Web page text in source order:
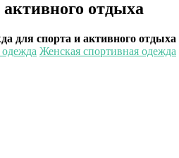
отдыха
для спорта и активного отдыха
Женская спортивная одежда